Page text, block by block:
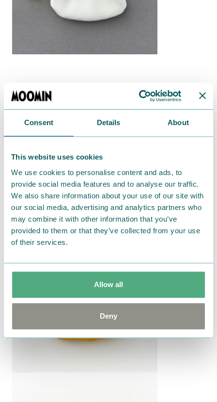
Consent Details About
This website uses cookies
We use cookies to personalise content and ads, to
provide social media features and to analyse our traffic.
We also share information about your use of our site with
our social media, advertising and analytics partners who
may combine it with other information that you’ve
provided to them or that they’ve collected from your use
of their services.
Allow all
Deny